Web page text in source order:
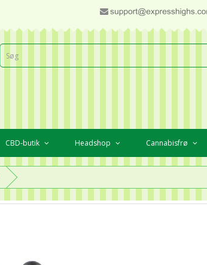
CBD-butik Headshop Cannabisfrø